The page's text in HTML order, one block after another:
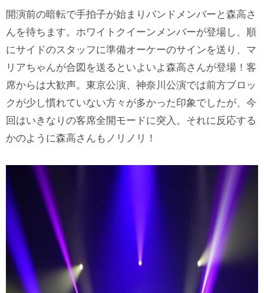
開演前の暗転で手拍子が始まりバンドメンバーと森高さ
んを待ちます。ホワイトクイーンメンバーが登場し、順
にサイドのスタッフに準備オーケーのサインを送り、マ
リアちゃんが合図を送るといよいよ森高さんが登場！客
席からは大歓声。東京公演、神奈川公演では前方ブロッ
クが少し慣れていない方々が多かった印象でしたが、今
回はいきなりの客席全開モードに突入。それに反応する
かのように森高さんもノリノリ！